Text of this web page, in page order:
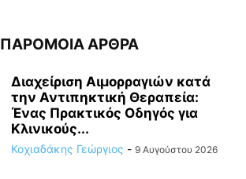
ΠΑΡΟΜΟΙΑ ΑΡΘΡΑ
Διαχείριση Αιμορραγιών κατά
την Αντιπηκτική Θεραπεία:
Ένας Πρακτικός Οδηγός για
Κλινικούς...
Κοχιαδάκης Γεώργιος - 9 Αυγούστου 2026